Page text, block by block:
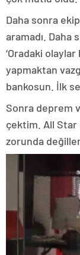
Daha sonra
aramadı. Daha
‘Oradaki
yapmaktan
bankosun. İlk
Sonra deprem
çektim. All Star
zorunda